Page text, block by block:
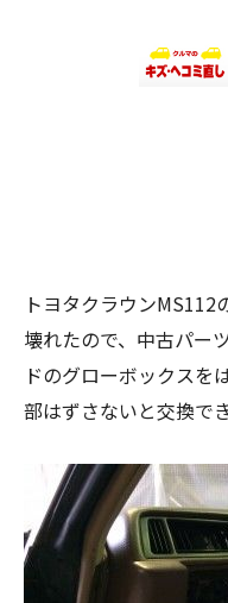
トヨタクラウンMS112
壊れたので、中古パー
ドのグローボックスを
部はずさないと交換で